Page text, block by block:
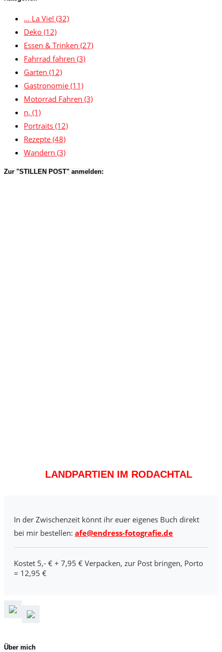
… La Vie! (32)
Deko (12)
Essen & Trinken (27)
Fahrrad fahren (3)
Garten (12)
Gastronomie (11)
Motorrad Fahren (3)
n, (1)
Portraits (12)
Rezepte (48)
Wandern (3)
Zur "STILLEN POST" anmelden:
LANDPARTIEN IM RODACHTAL
In der Zwischenzeit könnt ihr euer eigenes Buch direkt
bei mir bestellen: afe@endress-fotografie.de
Kostet 5,- € + 7,95 € Verpacken, zur Post bringen, Porto
= 12,95 €
Über mich